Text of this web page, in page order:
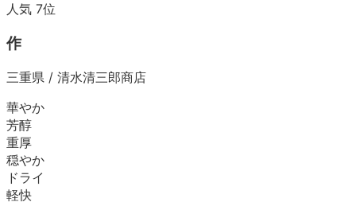
人気 7位
作
三重県 / 清水清三郎商店
華やか
芳醇
重厚
穏やか
ドライ
軽快